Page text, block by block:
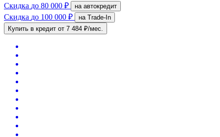
Скидка до 80 000 ₽ на автокредит
Скидка до 100 000 ₽
на Trade-In
Купить в кредит от 7 484 ₽/мес.